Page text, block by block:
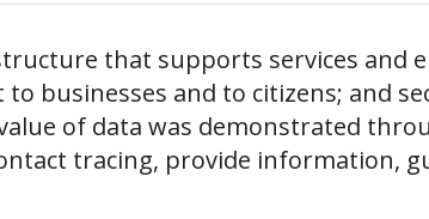
that supports services and
businesses and to citizens; and
of data was demonstrated
tracing, provide information,